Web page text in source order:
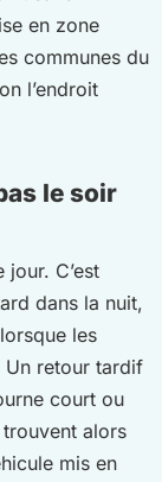
en zone
communes du
l’endroit
le soir
jour. C’est
dans la nuit,
les
Un retour tardif
court ou
alors
mis en